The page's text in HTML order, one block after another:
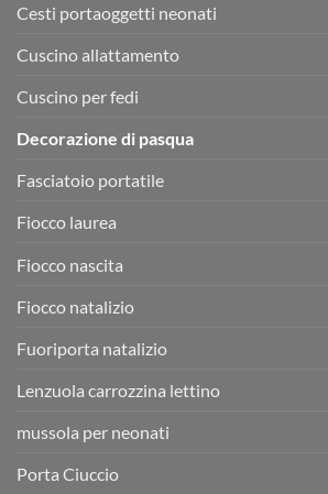
Cesti portaoggetti neonati
Cuscino allattamento
Cuscino per fedi
Decorazione di pasqua
Fasciatoio portatile
Fiocco laurea
Fiocco nascita
Fiocco natalizio
Fuoriporta natalizio
Lenzuola carrozzina lettino
mussola per neonati
Porta Ciuccio